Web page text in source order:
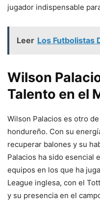
jugador indispensable
Leer Los Futbolistas
Wilson
Talento en el
Wilson Palacios es otro
hondureño. Con su
recuperar balones y su
Palacios ha sido esencial
equipos en los que ha
League inglesa, con el
y su presencia en el